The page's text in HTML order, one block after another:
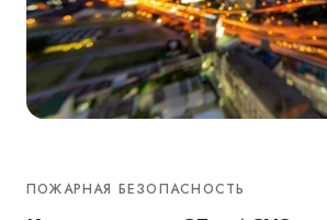
ПОЖАРНАЯ БЕЗОПАСНОСТЬ